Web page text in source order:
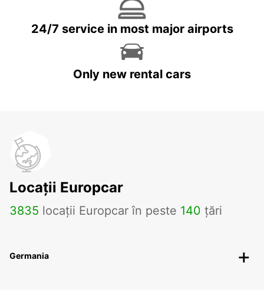
24/7 service in most major airports
Only new rental cars
Locații Europcar
3835 locații Europcar în peste 140 țări
Germania